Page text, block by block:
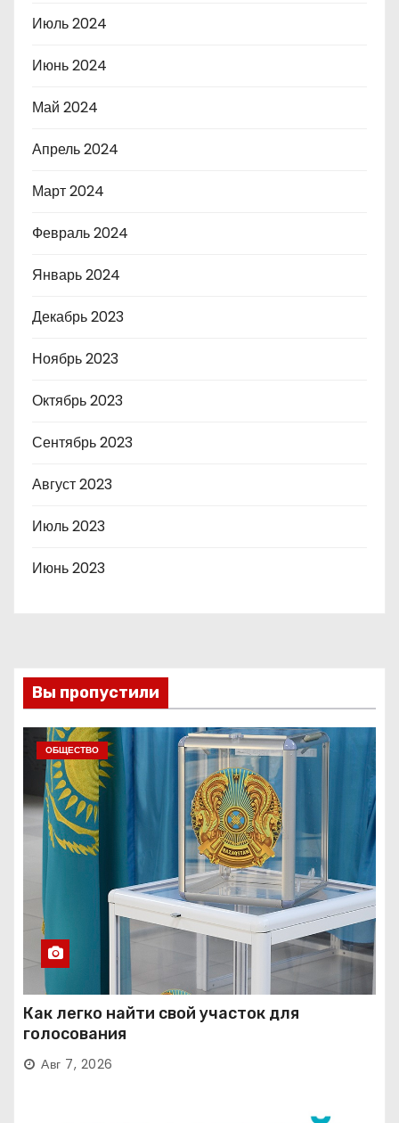
Июль 2024
Июнь 2024
Май 2024
Апрель 2024
Март 2024
Февраль 2024
Январь 2024
Декабрь 2023
Ноябрь 2023
Октябрь 2023
Сентябрь 2023
Август 2023
Июль 2023
Июнь 2023
Вы пропустили
ОБЩЕСТВО
Как легко найти свой участок для
голосования
Авг 7, 2026